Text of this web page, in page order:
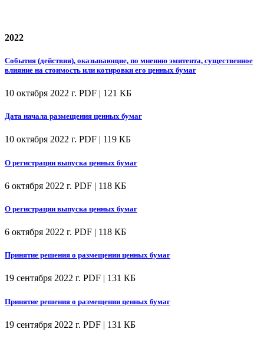
2022
События (действия), оказывающие, по мнению эмитента, существенное
влияние на стоимость или котировки его ценных бумаг
10 октября 2022 г. PDF | 121 КБ
Дата начала размещения ценных бумаг
10 октября 2022 г. PDF | 119 КБ
О регистрации выпуска ценных бумаг
6 октября 2022 г. PDF | 118 КБ
О регистрации выпуска ценных бумаг
6 октября 2022 г. PDF | 118 КБ
Принятие решения о размещении ценных бумаг
19 сентября 2022 г. PDF | 131 КБ
Принятие решения о размещении ценных бумаг
19 сентября 2022 г. PDF | 131 КБ